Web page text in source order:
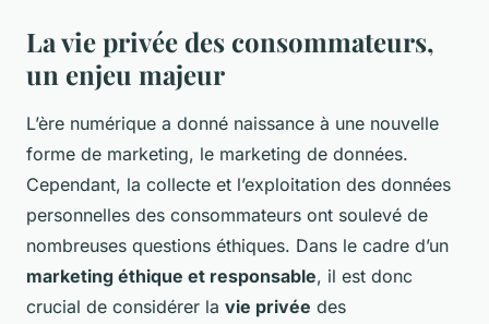
La vie privée des consommateurs,
un enjeu majeur
L’ère numérique a donné naissance à une nouvelle
forme de marketing, le marketing de données.
Cependant, la collecte et l’exploitation des données
personnelles des consommateurs ont soulevé de
nombreuses questions éthiques. Dans le cadre d’un
marketing éthique et responsable, il est donc
crucial de considérer la vie privée des